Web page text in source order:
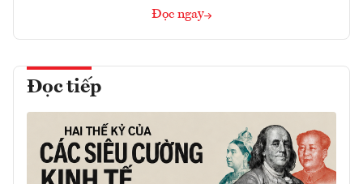
Đọc ngay
Đọc tiếp